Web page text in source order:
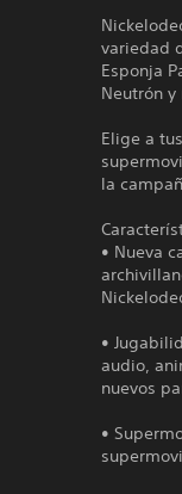
variedad
Esponja
Neutrón y
Elige a
la
• Nueva
•
audio,
nuevos
•